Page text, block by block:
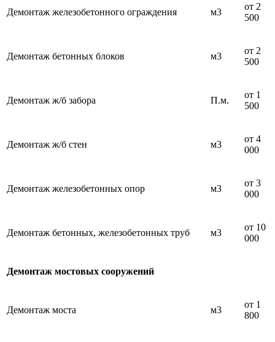
Демонтаж железобетонного ограждения м3
от 2
500
Демонтаж бетонных блоков м3
от 2
500
Демонтаж ж/б забора П.м.
от 1
500
Демонтаж ж/б стен м3
от 4
000
Демонтаж железобетонных опор м3
от 3
000
Демонтаж бетонных, железобетонных труб м3
от 10
000
Демонтаж мостовых сооружений
Демонтаж моста м3
от 1
800